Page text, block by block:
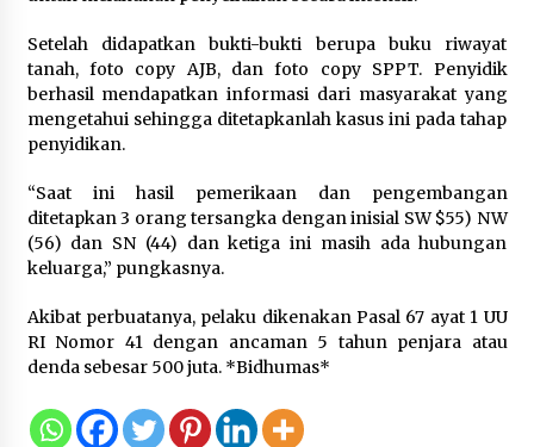
Menjaga Kesuburan
8 Agustus 2026
Pelantikan dan Sertijab Pejabat
Tinggi Kemhan
8 Agustus 2026
DPD Partai Gerakan Rakyat Kota
Tangerang Gelar Konsolidasi
Internal Jelang Pemilu 2029
8 Agustus 2026
Setelah didapatkan bukti-bukti berupa buku riwayat
tanah, foto copy AJB, dan foto copy SPPT. Penyidik
berhasil mendapatkan informasi dari masyarakat yang
mengetahui sehingga ditetapkanlah kasus ini pada tahap
penyidikan.
“Saat ini hasil pemerikaan dan pengembangan
ditetapkan 3 orang tersangka dengan inisial SW $55) NW
(56) dan SN (44) dan ketiga ini masih ada hubungan
keluarga,” pungkasnya.
Akibat perbuatanya, pelaku dikenakan Pasal 67 ayat 1 UU
RI Nomor 41 dengan ancaman 5 tahun penjara atau
denda sebesar 500 juta. *Bidhumas*